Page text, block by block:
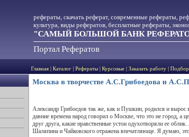
рефераты, скачать реферат, современные рефераты,
культура, виды рефератов, бесплатные рефераты,
"САМЫЙ БОЛЬШОЙ БАНК
Портал Рефератов
Главная Каталог Рефераты Курсовые Заказать работу Подбор
Москва в творчестве А.С.Грибоедова и
Александр Грибоедов так же, как и Пушкин, родился и
давние времена народ говорил о Москве, что это не город, а
друг друга, какие нравственные устои одухотворяли ее
Шаляпина и Чайковского отражена впечатляюще. Я думаю,